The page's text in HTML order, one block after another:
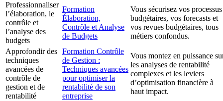
Professionnaliser
l’élaboration, le
contrôle et
l’analyse des
budgets
Formation
Élaboration,
Contrôle et Analyse
de Budgets
Vous sécurisez vos processus
budgétaires, vos forecasts et
vos revues budgétaires, tous
métiers confondus.
Approfondir des
techniques
avancées de
contrôle de
gestion et de
rentabilité
Formation Contrôle
de Gestion :
Techniques avancées
pour optimiser la
rentabilité de son
entreprise
Vous montez en puissance
les analyses de rentabilité
complexes et les leviers
d’optimisation financière à
haut impact.